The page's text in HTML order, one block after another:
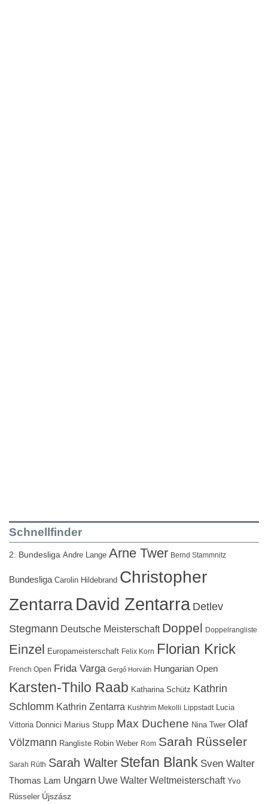
Schnellfinder
2. Bundesliga Andre Lange Arne Twer Bernd Stammnitz
Bundesliga Carolin Hildebrand Christopher
ZentarraDavid Zentarra Detlev
Stegmann Deutsche Meisterschaft Doppel Doppelrangliste
Einzel Europameisterschaft Felix Korn Florian Krick
French Open Frida Varga Gergő Horváth Hungarian Open
Karsten-Thilo Raab Katharina Schütz Kathrin
Schlomm Kathrin Zentarra Kushtrim Mekolli Lippstadt Lucia
Vittoria Donnici Marius Stupp Max Duchene Nina Twer Olaf
Völzmann Rangliste Robin Weber Rom Sarah Rüsseler
Sarah Rüth Sarah Walter Stefan Blank Sven Walter
Thomas Lam Ungarn Uwe Walter Weltmeisterschaft Yvo
Rüsseler Újszász